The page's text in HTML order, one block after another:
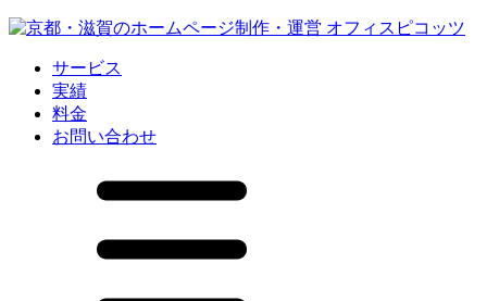
サービス
実績
料金
お問い合わせ